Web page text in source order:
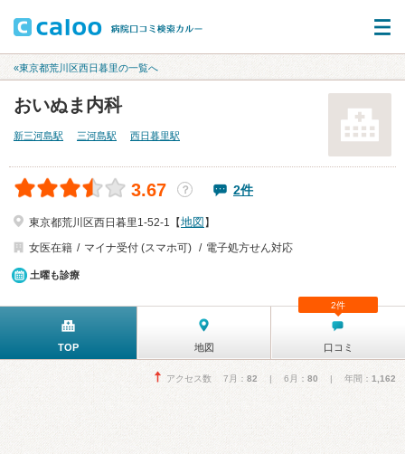
«東京都荒川区西日暮里の一覧へ
おいぬま内科
新三河島駅 三河島駅 西日暮里駅
3.67 ？ 2件
東京都荒川区西日暮里1-52-1【地図 】
女医在籍
マイナ受付 (スマホ可) 電子処方せん対応
土曜も診療
TOP 地図 口コミ
2件
アクセス数 7月： 82 | 6月： 80 | 年間： 1,162